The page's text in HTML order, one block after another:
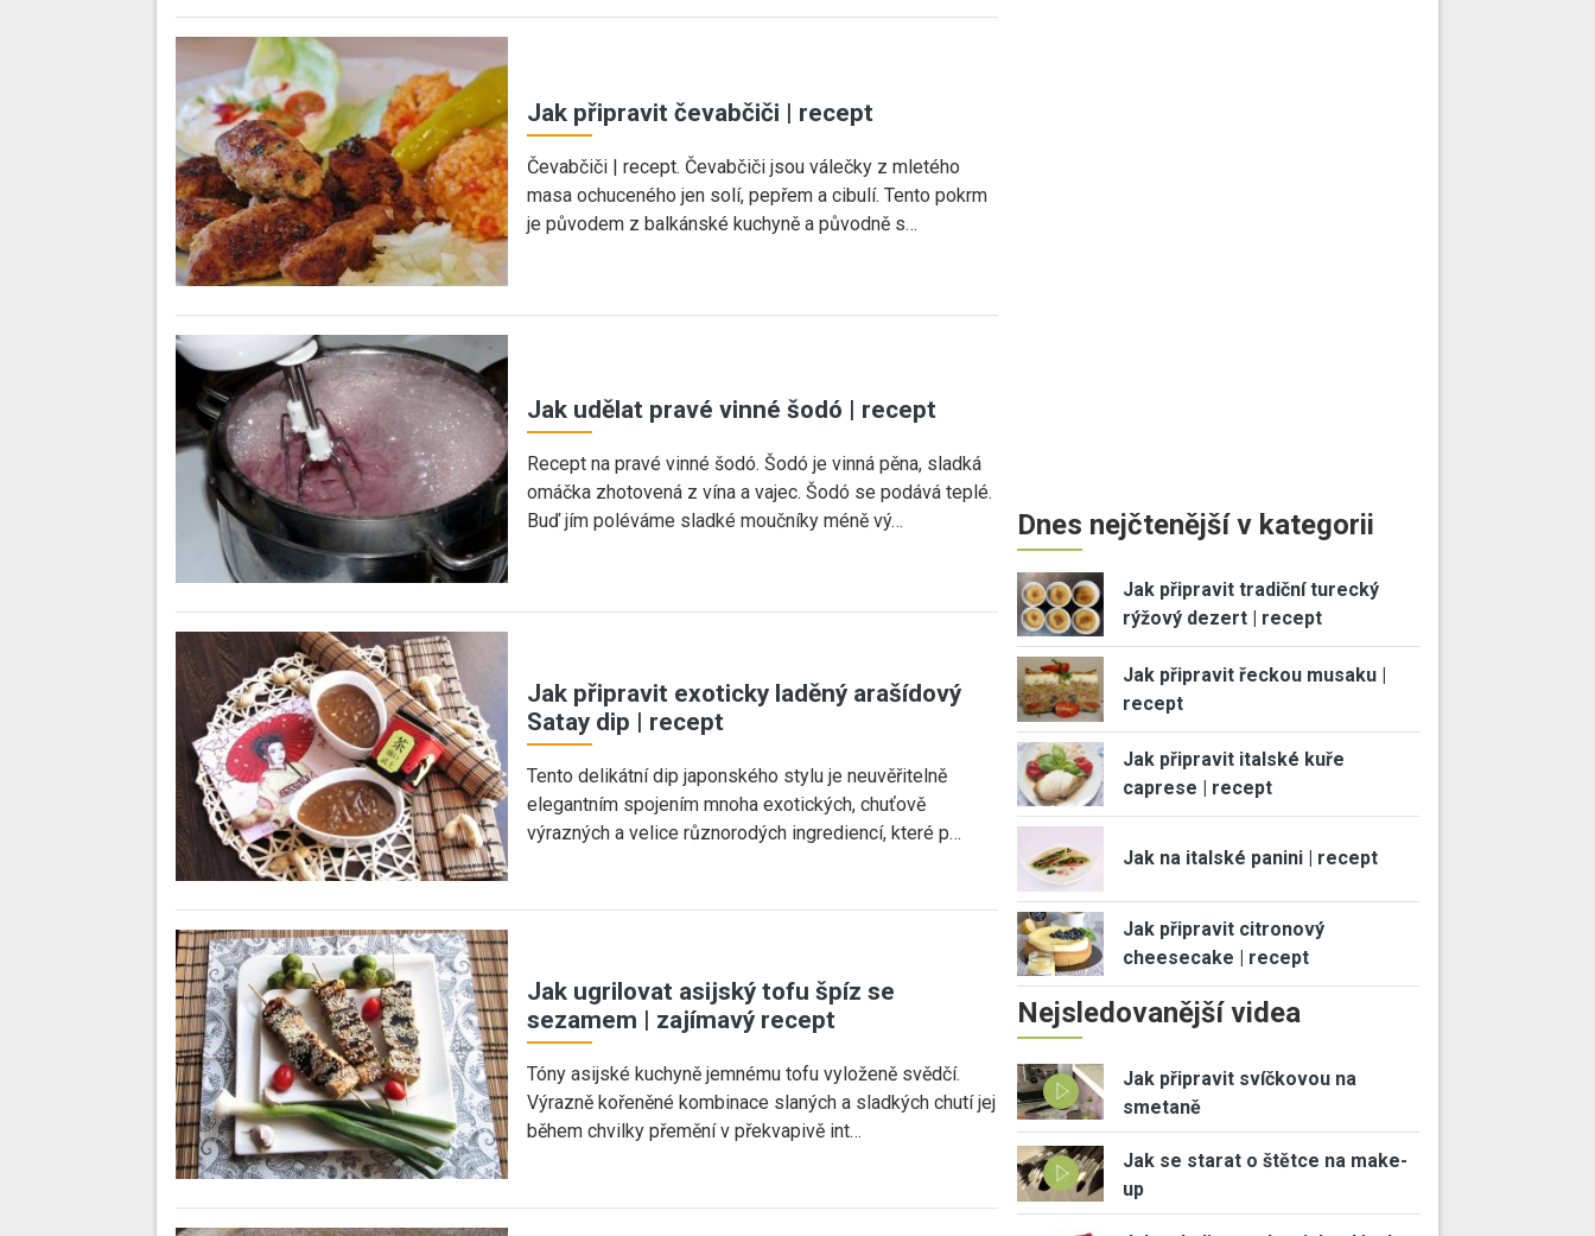
Jak připravit čevabčiči | recept
Čevabčiči | recept. Čevabčiči jsou válečky z mletého
masa ochuceného jen solí, pepřem a cibulí. Tento pokrm
je původem z balkánské kuchyně a původně s…
Jak udělat pravé vinné šodó | recept
Recept na pravé vinné šodó. Šodó je vinná pěna, sladká
omáčka zhotovená z vína a vajec. Šodó se podává teplé.
Buď jím poléváme sladké moučníky méně vý…
Jak připravit exoticky laděný arašídový
Satay dip | recept
Tento delikátní dip japonského stylu je neuvěřitelně
elegantním spojením mnoha exotických, chuťově
výrazných a velice různorodých ingrediencí, které p…
Jak ugrilovat asijský tofu špíz se
sezamem | zajímavý recept
Tóny asijské kuchyně jemnému tofu vyloženě svědčí.
Výrazně kořeněné kombinace slaných a sladkých chutí jej
během chvilky přemění v překvapivě int…
Dnes nejčtenější v kategorii
Jak připravit tradiční turecký
rýžový dezert | recept
Jak připravit řeckou musaku |
recept
Jak připravit italské kuře
caprese | recept
Jak na italské panini | recept
Jak připravit citronový
cheesecake | recept
Nejsledovanější videa
Jak připravit svíčkovou na
smetaně
Jak se starat o štětce na make-
up